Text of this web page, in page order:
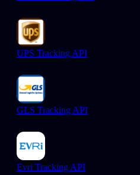
UPS Tracking API
GLS Tracking API
Evri Tracking API